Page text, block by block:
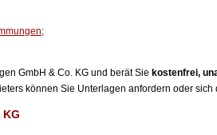
GmbH & Co. KG und berät Sie kostenfrei,
können Sie Unterlagen anfordern oder